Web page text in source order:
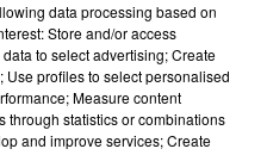
data processing based on
Store and/or access
to select advertising; Create
profiles to select personalised
Measure content
through statistics or combinations
and improve services; Create